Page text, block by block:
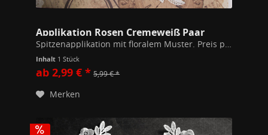
Applikation Rosen Cremeweiß Paar
Inhalt 1 Stück
ab 2,99 € * 5,99 € *
Merken